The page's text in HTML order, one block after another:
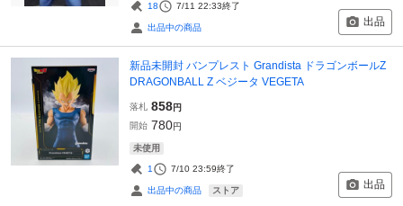
18 7/11 22:33終了
出品中の商品 出品
新品未開封 バンプレスト Grandista ドラゴンボールZ
DRAGONBALL Z ベジータ VEGETA
落札 858円
開始 780円
未使用
1 7/10 23:59終了
出品中の商品 ストア 出品